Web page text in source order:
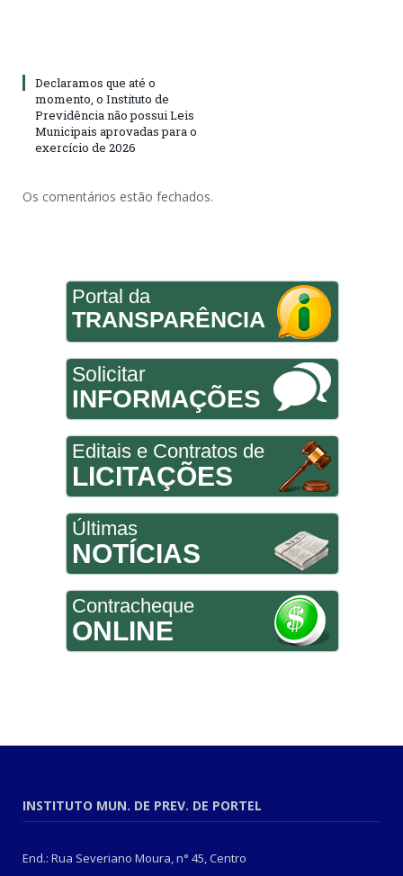
Declaramos que até o
momento, o Instituto de
Previdência não possui Leis
Municipais aprovadas para o
exercício de 2026
Os comentários estão fechados.
Portal da
TRANSPARÊNCIA
Solicitar
INFORMAÇÕES
Editais e Contratos de
LICITAÇÕES
Últimas
NOTÍCIAS
Contracheque
ONLINE
INSTITUTO MUN. DE PREV. DE PORTEL
End.: Rua Severiano Moura, n° 45, Centro